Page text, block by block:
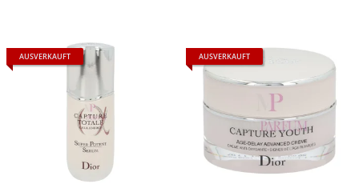
AUSVERKAUFT AUSVERKAUFT